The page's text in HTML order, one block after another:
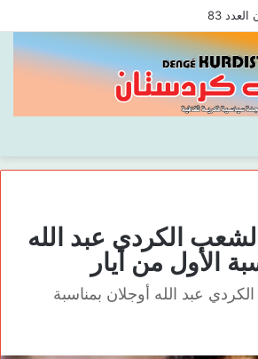
83
الكردي عبد الله
الأول من أيار
عبد الله أوجلان بمناسبة